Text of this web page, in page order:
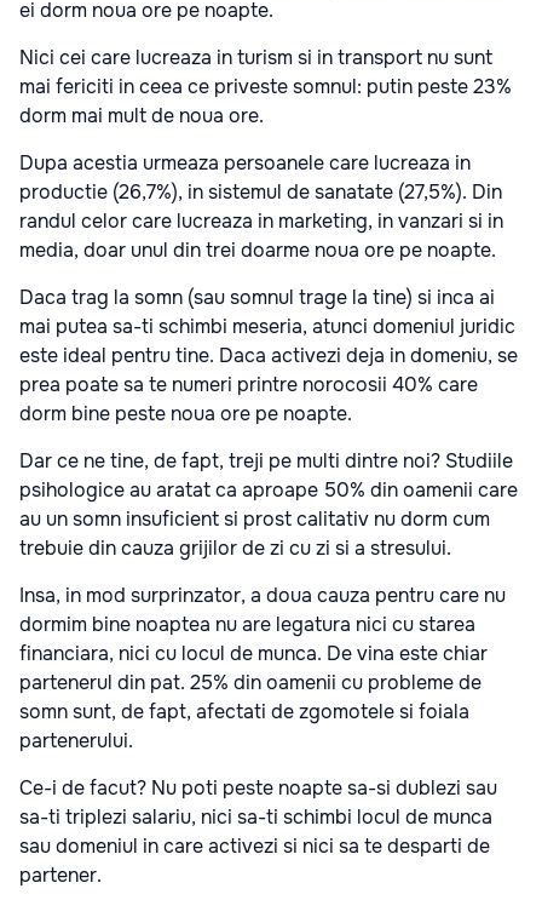
ei dorm noua ore pe noapte.
Nici cei care lucreaza in turism si in transport nu sunt
mai fericiti in ceea ce priveste somnul: putin peste 23%
dorm mai mult de noua ore.
Dupa acestia urmeaza persoanele care lucreaza in
productie (26,7%), in sistemul de sanatate (27,5%). Din
randul celor care lucreaza in marketing, in vanzari si in
media, doar unul din trei doarme noua ore pe noapte.
Daca trag la somn (sau somnul trage la tine) si inca ai
mai putea sa-ti schimbi meseria, atunci domeniul juridic
este ideal pentru tine. Daca activezi deja in domeniu, se
prea poate sa te numeri printre norocosii 40% care
dorm bine peste noua ore pe noapte.
Dar ce ne tine, de fapt, treji pe multi dintre noi? Studiile
psihologice au aratat ca aproape 50% din oamenii care
au un somn insuficient si prost calitativ nu dorm cum
trebuie din cauza grijilor de zi cu zi si a stresului.
Insa, in mod surprinzator, a doua cauza pentru care nu
dormim bine noaptea nu are legatura nici cu starea
financiara, nici cu locul de munca. De vina este chiar
partenerul din pat. 25% din oamenii cu probleme de
somn sunt, de fapt, afectati de zgomotele si foiala
partenerului.
Ce-i de facut? Nu poti peste noapte sa-si dublezi sau
sa-ti triplezi salariu, nici sa-ti schimbi locul de munca
sau domeniul in care activezi si nici sa te desparti de
partener.